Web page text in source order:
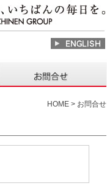
HOME > お問合せ